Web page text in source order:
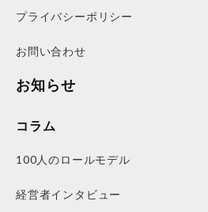
プライバシーポリシー
お問い合わせ
お知らせ
コラム
100人のロールモデル
経営者インタビュー